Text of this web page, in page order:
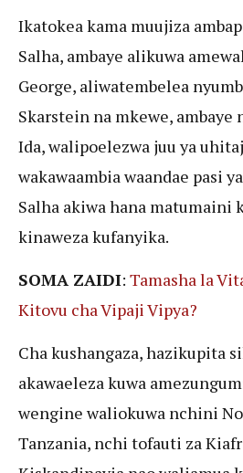
Ikatokea kama muujiza
Salha, ambaye alikuwa
George, aliwatembelea
Skarstein na mkewe, ambaye
Ida, walipoelezwa juu ya
wakawaambia waandae pasi
Salha akiwa hana matumaini
kinaweza kufanyika.
SOMA ZAIDI: Tamasha la
Kitovu cha Vipaji Vipya?
Cha kushangaza, hazikupita
akawaeleza kuwa
wengine waliokuwa nchini
Tanzania, nchi tofauti za